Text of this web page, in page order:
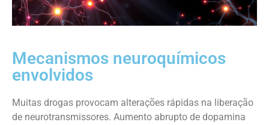
Mecanismos neuroquímicos
envolvidos
Muitas drogas provocam alterações rápidas na liberação
de neurotransmissores. Aumento abrupto de dopamina